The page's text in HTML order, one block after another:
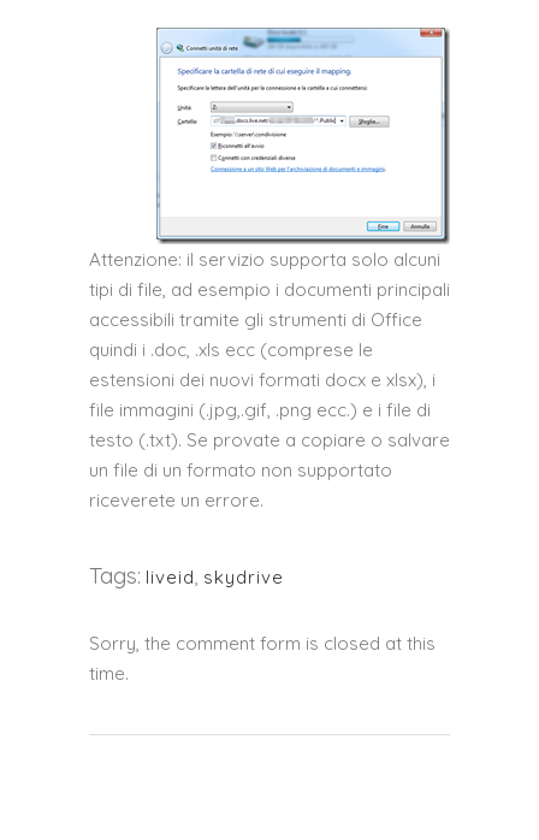
Attenzione: il servizio supporta solo alcuni
tipi di file, ad esempio i documenti principali
accessibili tramite gli strumenti di Office
quindi i .doc, .xls ecc (comprese le
estensioni dei nuovi formati docx e xlsx), i
file immagini (.jpg,.gif, .png ecc.) e i file di
testo (.txt). Se provate a copiare o salvare
un file di un formato non supportato
riceverete un errore.
Tags: liveid, skydrive
Sorry, the comment form is closed at this
time.